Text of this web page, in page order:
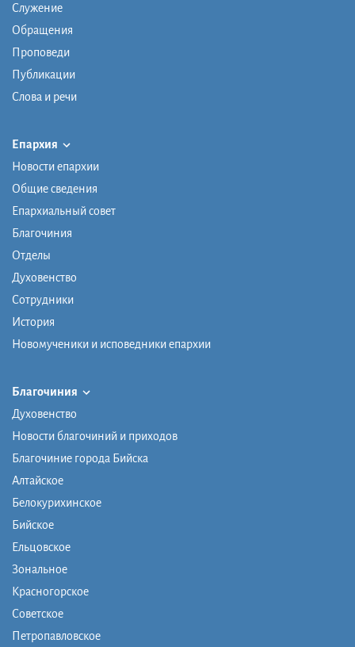
Служение
Обращения
Проповеди
Публикации
Слова и речи
Епархия
Новости епархии
Общие сведения
Епархиальный совет
Благочиния
Отделы
Духовенство
Сотрудники
История
Новомученики и исповедники епархии
Благочиния
Духовенство
Новости благочиний и приходов
Благочиние города Бийска
Алтайское
Белокурихинское
Бийское
Ельцовское
Зональное
Красногорское
Советское
Петропавловское